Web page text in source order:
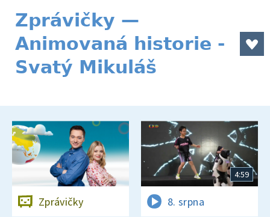
Zprávičky —
Animovaná historie -
Svatý Mikuláš
Zprávičky
4:59
8. srpna